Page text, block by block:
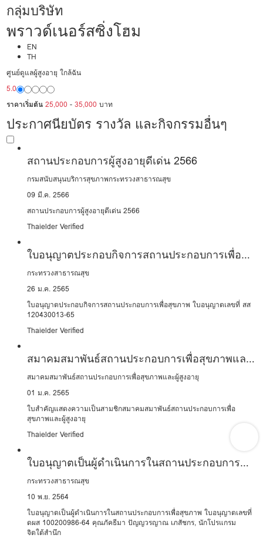
กลุ่มบริษัท
พราวด์เนอร์สซิ่งโฮม
EN
TH
ศูนย์ดูแลผู้สูงอายุ ใกล้ฉัน
5.0
ราคาเริ่มต้น 25,000 -35,000 บาท
ประกาศนียบัตร รางวัล และกิจกรรมอื่นๆ
สถานประกอบการผู้สูงอายุดีเด่น 2566
กรมสนับสนุนบริการสุขภาพกระทรวงสาธารณสุข
09 มี.ค. 2566
สถานประกอบการผู้สูงอายุดีเด่น 2566
Thaielder Verified
ใบอนุญาตประกอบกิจการสถานประกอบการเพื่อ
สุขภาพ
กระทรวงสาธารณสุข
26 ม.ค. 2565
ใบอนุญาตประกอบกิจการสถานประกอบการเพื่อสุขภาพ ใบอนุญาตเลขที่ สส
120430013-65
Thaielder Verified
สมาคมสมาพันธ์สถานประกอบการเพื่อสุขภาพและ
ผู้สูงอายุ
สมาคมสมาพันธ์สถานประกอบการเพื่อสุขภาพและผู้สูงอายุ
01 ม.ค. 2565
ใบสำคัญแสดงความเป็นสามชิกสมาคมสมาพันธ์สถานประกอบการเพื่อ
สุขภาพและผู้สูงอายุ
Thaielder Verified
ใบอนุญาตเป็นผู้ดำเนินการในสถานประกอบการ
เพื่อสุขภาพ
กระทรวงสาธารณสุข
10 พ.ย. 2564
ใบอนุญาตเป็นผู้ดำเนินการในสถานประกอบการเพื่อสุขภาพ ใบอนุญาตเลขที่
ดผส 100200986-64 คุณภัคธีมา ปัญญวรญาณ เภสัชกร, นักโปรแกรม
จิตใต้สำนึก